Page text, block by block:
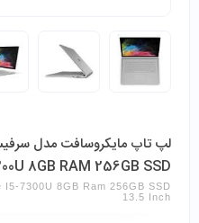
8GB RAM 256GB SSD
7300U 8GB Ram 256GB SSD
13.5 Inch